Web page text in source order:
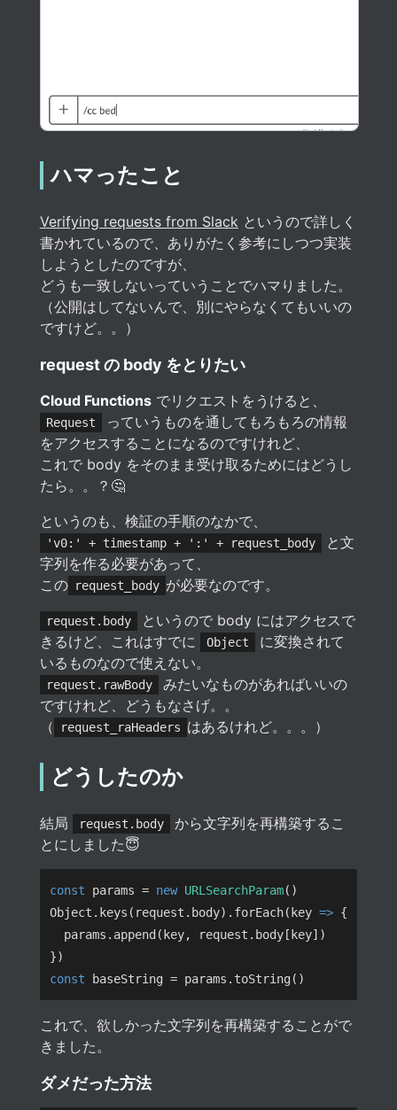
ハマったこと
Verifying requests from Slackというので詳しく
書かれているので、ありがたく参考にしつつ実装
しようとしたのですが、
どうも一致しないっていうことでハマりました。
（公開はしてないんで、別にやらなくてもいいの
ですけど。。）
request の body をとりたい
Cloud Functionsでリクエストをうけると、
Request
っていうものを通してもろもろの情報
をアクセスすることになるのですけれど、
これで body をそのまま受け取るためにはどうし
たら。。？🤔
というのも、検証の手順のなかで、
'v0:' + timestamp + ':' + request_body
と文
字列を作る必要があって、
この request_body が必要なのです。
request.body
というので body にはアクセスで
きるけど、これはすでに
Object
に変換されて
いるものなので使えない。
request.rawBody
みたいなものがあればいいの
ですけれど、どうもなさげ。。
（
request_raHeaders はあるけれど。。。）
どうしたのか
結局 request.body
から文字列を再構築するこ
とにしました😇
const params = new URLSearchParam
Object.keys(request.body).forEach(key =>
const
これで、欲しかった文字列を再構築することがで
きました。
ダメだった方法